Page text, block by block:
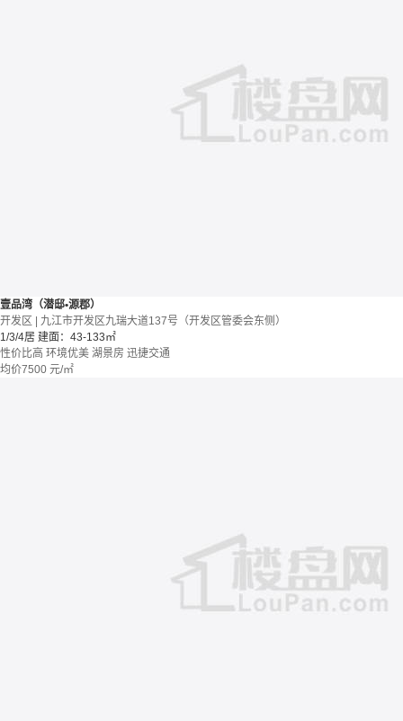
壹品湾（潜邸•源郡）
开发区 | 九江市开发区九瑞大道137号（开发区管委会东侧）
1/3/4居 建面：43-133㎡
性价比高 环境优美 湖景房 迅捷交通
均价7500 元/㎡